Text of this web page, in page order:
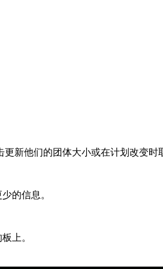
新他们的团体大小或在计划改变时
的信息。
上。